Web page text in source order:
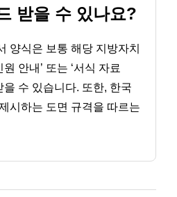
받을 수 있나요?
양식은 보통 해당 지방자치
안내’ 또는 ‘서식 자료
을 수 있습니다. 또한, 한국
시하는 도면 규격을 따르는